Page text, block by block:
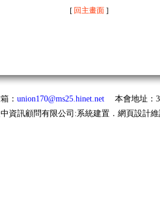
[ 回主畫面 ]
： union170@ms25.hinet.net
本會地址：
訊顧問有限公司:系統建置．網頁設計